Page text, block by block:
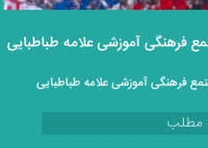
فرهنگی آموزشی علامه طباطبایی
فرهنگی آموزشی علامه طباطبایی
مطلب